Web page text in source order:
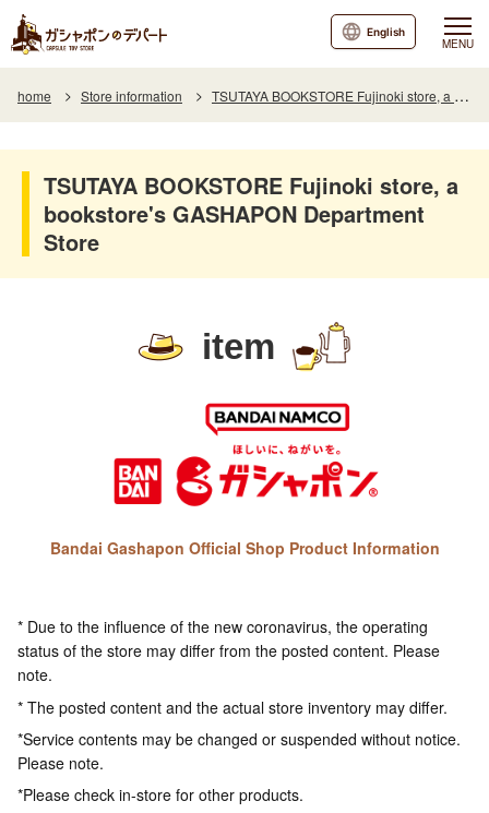
MENU
English
home Store information TSUTAYA BOOKSTORE Fujinoki store, a bookstore's GASHAPON Department Store
TSUTAYA BOOKSTORE Fujinoki store, a
bookstore's GASHAPON Department
Store
item
Bandai Gashapon Official Shop Product Information
* Due to the influence of the new coronavirus, the operating
status of the store may differ from the posted content. Please
note.
* The posted content and the actual store inventory may differ.
*Service contents may be changed or suspended without notice.
Please note.
*Please check in-store for other products.